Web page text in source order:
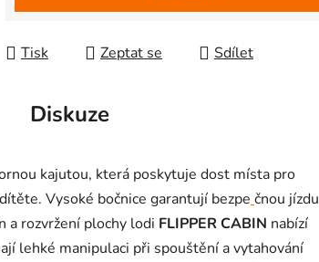
Tisk Zeptat se Sdílet
Diskuze
kajutou, která poskytuje dost místa pro
Vysoké bočnice garantují bezpe čnou jízdu
a rozvržení plochy lodi FLIPPER CABIN nabízí
lehké manipulaci při spouštění a vytahování